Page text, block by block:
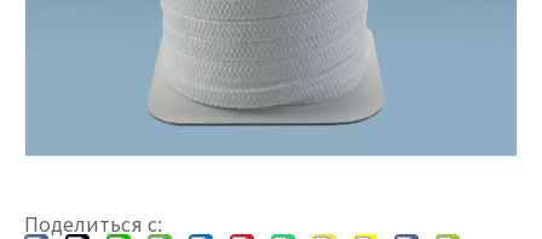
Поделиться с: